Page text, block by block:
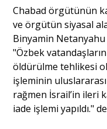
Chabad örgütünün
ve örgütün siyasal
Binyamin
"Özbek
öldürülme tehlikesi
işleminin
rağmen İsrail’in ileri
iade işlemi yapıldı."